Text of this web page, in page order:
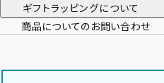
ギフトラッピングについて
商品についてのお問い合わせ